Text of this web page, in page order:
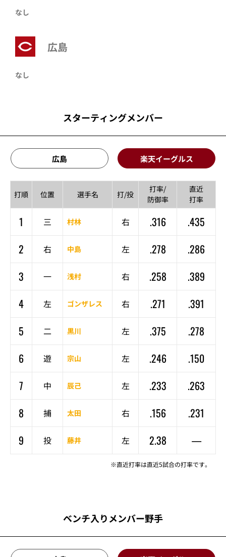
なし
広島
なし
スターティングメンバー
広島 楽天イーグルス
打順 位置 選手名 打/投
打率/
防御率
直近
打率
1 三 村林 右 .316
.435
2
右 中島 左 .278
.286
3
一 浅村 右 .258
.389
4
左 ゴンザレス 右 .271
.391
5
二 黒川 左 .375
.278
6
遊 宗山 左 .246
.150
7
中 辰己 左 .233
.263
8
捕 太田 右 .156
.231
9
投 藤井 左 2.38 —
※直近打率は直近5試合の打率です。
ベンチ入りメンバー野手